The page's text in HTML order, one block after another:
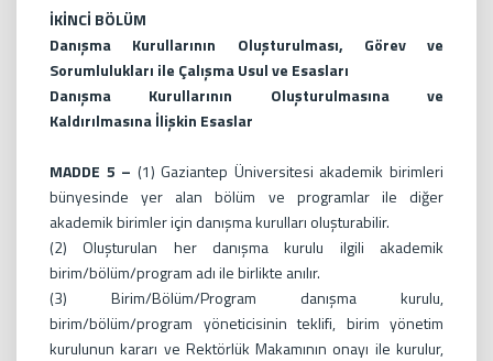
İKİNCİ BÖLÜM
Danışma Kurullarının Oluşturulması, Görev ve
Sorumlulukları ile Çalışma Usul ve Esasları
Danışma Kurullarının Oluşturulmasına ve
Kaldırılmasına İlişkin Esaslar
MADDE 5 – (1) Gaziantep Üniversitesi akademik birimleri
bünyesinde yer alan bölüm ve programlar ile diğer
akademik birimler için danışma kurulları oluşturabilir.
(2) Oluşturulan her danışma kurulu ilgili akademik
birim/bölüm/program adı ile birlikte anılır.
(3) Birim/Bölüm/Program danışma kurulu,
birim/bölüm/program yöneticisinin teklifi, birim yönetim
kurulunun kararı ve Rektörlük Makamının onayı ile kurulur,